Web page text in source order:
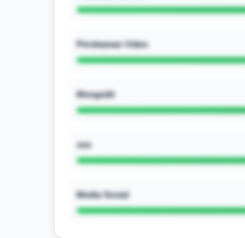
Perekaman Video
Mengedit
seo
Media Sosial